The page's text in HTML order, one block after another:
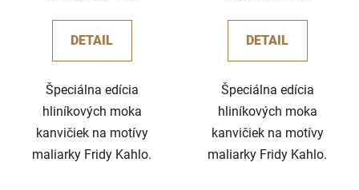
DETAIL
Špeciálna edícia
hliníkových moka
kanvičiek na motívy
maliarky Fridy Kahlo.
DETAIL
Špeciálna edícia
hliníkových moka
kanvičiek na motívy
maliarky Fridy Kahlo.